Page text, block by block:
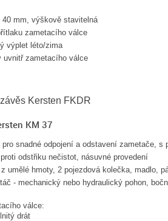
40 mm, výškově stavitelná
zametacího válce
výplet léto/zima
uvnitř zametacího válce
Kersten FKDR
KM 37
pro snadné odpojení a odstavení zametače, s
odstřiku nečistot, násuvné provedení
umělé hmoty, 2 pojezdová kolečka, madlo,
- mechanický nebo hydraulický pohon,
válce:
drát